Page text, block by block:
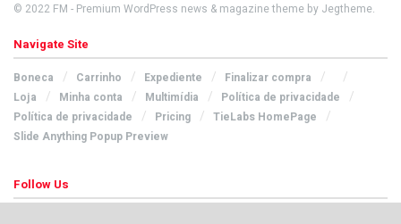
© 2022 FM - Premium WordPress news & magazine theme by Jegtheme.
Navigate Site
Boneca Carrinho Expediente
Finalizar compra
Loja
Minha conta Multimídia
Política de privacidade
Política de privacidade
Pricing
TieLabs HomePage
Slide Anything Popup Preview
Follow Us